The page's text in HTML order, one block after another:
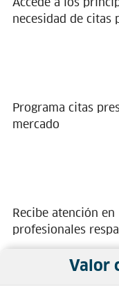
Valor
necesidad de citas
Programa citas
mercado
Recibe atención
profesionales